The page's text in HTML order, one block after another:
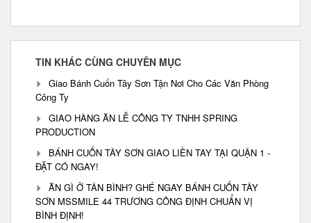
TIN KHÁC CÙNG CHUYÊN MỤC
Giao Bánh Cuốn Tây Sơn Tận Nơi Cho Các Văn Phòng
Công Ty
GIAO HÀNG ĂN LỄ CÔNG TY TNHH SPRING
PRODUCTION
BÁNH CUỐN TÂY SƠN GIAO LIỀN TAY TẠI QUẬN 1 -
ĐẶT CÓ NGAY!
ĂN GÌ Ở TÂN BÌNH? GHÉ NGAY BÁNH CUỐN TÂY
SƠN MSSMILE 44 TRƯƠNG CÔNG ĐỊNH CHUẨN VỊ
BÌNH ĐỊNH!